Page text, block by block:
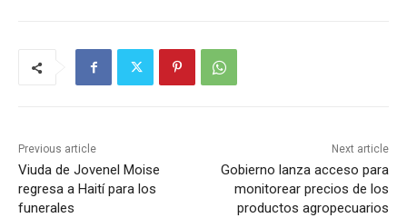
Previous article
Viuda de Jovenel Moise
regresa a Haití para los
funerales
Next article
Gobierno lanza acceso para
monitorear precios de los
productos agropecuarios